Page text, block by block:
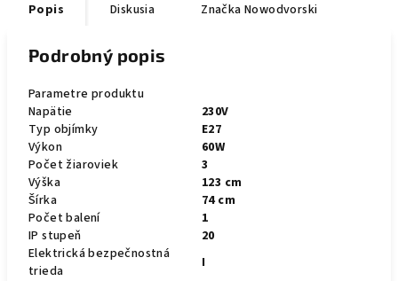
Popis Diskusia Značka Nowodvorski
Podrobný popis
Parametre produktu
Napätie
230V
Typ objímky
E27
Výkon
60W
Počet žiaroviek
3
Výška
123 cm
Šírka
74 cm
Počet balení
1
IP stupeň
20
Elektrická bezpečnostná
trieda
I